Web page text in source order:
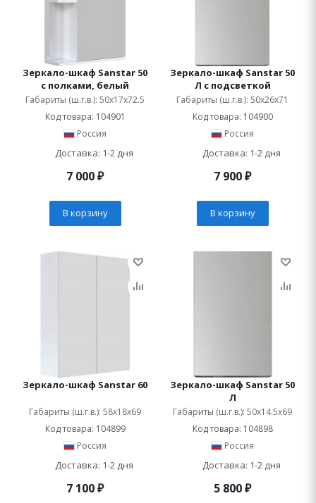
Зеркало-шкаф Sanstar 50
с полками, белый
Габариты (ш.г.в.): 50x17x72.5
Код товара: 104901
Россия
Доставка: 1-2 дня
7 000₽
В корзину
Зеркало-шкаф Sanstar 50
Л с подсветкой
Габариты (ш.г.в.): 50x26x71
Код товара: 104900
Россия
Доставка: 1-2 дня
7 900₽
В корзину
Зеркало-шкаф Sanstar 60
Габариты (ш.г.в.): 58x18x69
Код товара: 104899
Россия
Доставка: 1-2 дня
7 100₽
Зеркало-шкаф Sanstar 50
Л
Габариты (ш.г.в.): 50x14.5x69
Код товара: 104898
Россия
Доставка: 1-2 дня
5 800₽